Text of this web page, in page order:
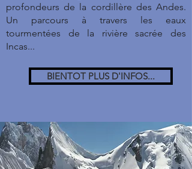
profondeurs de la cordillère des Andes.
Un parcours à travers les eaux
tourmentées de la rivière sacrée des
Incas...
BIENTOT PLUS D'INFOS...